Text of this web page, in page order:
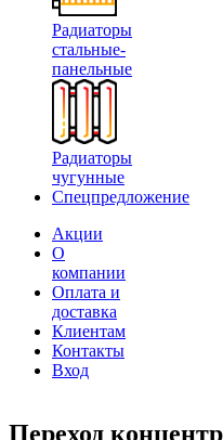
Радиаторы
стальные-
панельные
Радиаторы
чугунные
Спецпредложение
Акции
О
компании
Оплата и
доставка
Клиентам
Контакты
Вход
Переход